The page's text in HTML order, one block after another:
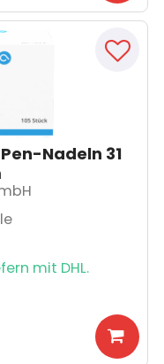
Pen-Nadeln 31
mit DHL.